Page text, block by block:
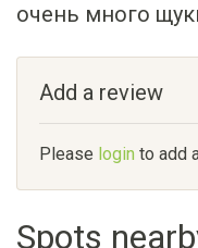
очень много
Add a review
Please login to add
Spots